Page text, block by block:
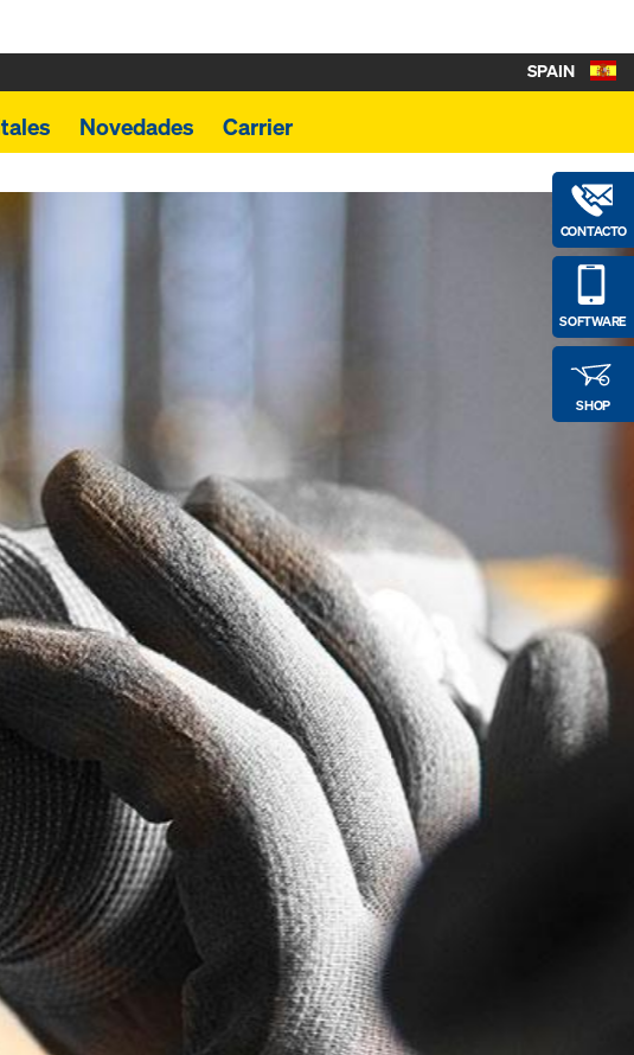
Novedades Carrier
CONTACTO
SOFTWARE
SHOP
SPAIN